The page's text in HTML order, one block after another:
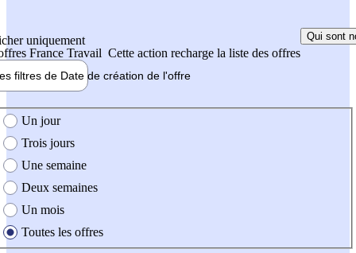
uniquement
France Travail Cette action recharge la liste des offres
Qui sont
filtres de Date de création de l'offre
création de l'offre
Un jour
Trois jours
Une semaine
Deux semaines
Un mois
Toutes les offres